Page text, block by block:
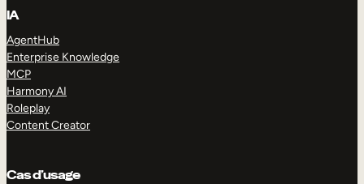
IA
AgentHub
Enterprise Knowledge
MCP
Harmony AI
Roleplay
Content Creator
Cas d’usage